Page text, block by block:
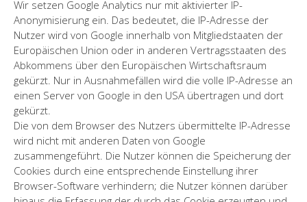
Wir setzen Google Analytics nur mit aktivierter IP-
Anonymisierung ein. Das bedeutet, die IP-Adresse der
Nutzer wird von Google innerhalb von Mitgliedstaaten der
Europäischen Union oder in anderen Vertragsstaaten des
Abkommens über den Europäischen Wirtschaftsraum
gekürzt. Nur in Ausnahmefällen wird die volle IP-Adresse an
einen Server von Google in den USA übertragen und dort
gekürzt.
Die von dem Browser des Nutzers übermittelte IP-Adresse
wird nicht mit anderen Daten von Google
zusammengeführt. Die Nutzer können die Speicherung der
Cookies durch eine entsprechende Einstellung ihrer
Browser-Software verhindern; die Nutzer können darüber